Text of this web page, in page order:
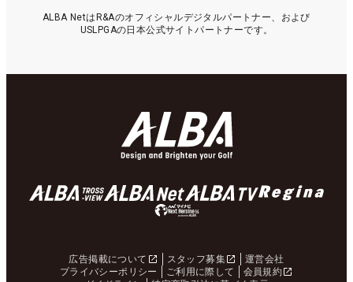
ALBA NetはR&Aのオフィシャルデジタルパートナー、および
USLPGAの日本公式サイトパートナーです。
広告掲載について スタッフ募集
運営会社
プライバシーポリシー
ご利用に際して
会員規約